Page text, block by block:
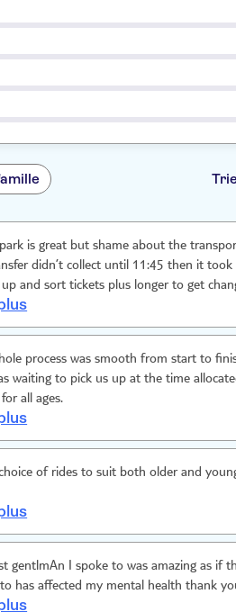
is great but shame about the
didn’t collect until 11:45 then it
and sort tickets plus longer to get
a park is quite frankly ridiculous. Won’t
process was smooth from start to
waiting to pick us up at the time
all ages.
of rides to suit both older and
gentlmAn I spoke to was amazing as if
has affected my mental health thank